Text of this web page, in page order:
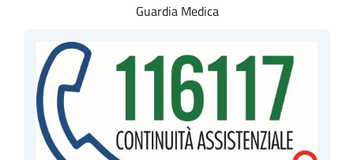
Guardia Medica